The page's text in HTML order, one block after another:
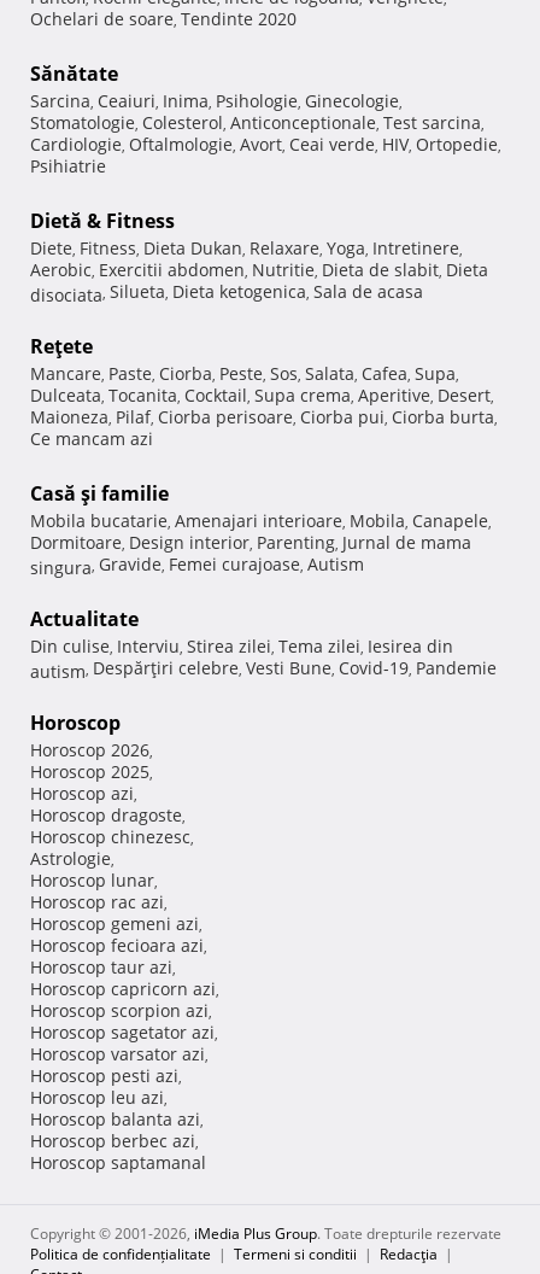
Ochelari de soare, Tendinte 2020
Sănătate
Sarcina, Ceaiuri, Inima, Psihologie, Ginecologie,
Stomatologie, Colesterol, Anticonceptionale, Test sarcina,
Cardiologie, Oftalmologie, Avort, Ceai verde, HIV, Ortopedie,
Psihiatrie
Dietă & Fitness
Diete, Fitness, Dieta Dukan, Relaxare, Yoga, Intretinere,
Aerobic, Exercitii abdomen, Nutritie, Dieta de slabit, Dieta
disociata, Silueta, Dieta ketogenica, Sala de acasa
Reţete
Mancare, Paste, Ciorba, Peste, Sos, Salata, Cafea, Supa,
Dulceata, Tocanita, Cocktail, Supa crema, Aperitive, Desert,
Maioneza, Pilaf, Ciorba perisoare, Ciorba pui, Ciorba burta,
Ce mancam azi
Casă şi familie
Mobila bucatarie, Amenajari interioare, Mobila, Canapele,
Dormitoare, Design interior, Parenting, Jurnal de mama
singura, Gravide, Femei curajoase, Autism
Actualitate
Din culise, Interviu, Stirea zilei, Tema zilei, Iesirea din
autism, Despărţiri celebre, Vesti Bune, Covid-19, Pandemie
Horoscop
Horoscop 2026,
Horoscop 2025,
Horoscop azi,
Horoscop dragoste,
Horoscop chinezesc,
Astrologie,
Horoscop lunar,
Horoscop rac azi,
Horoscop gemeni azi,
Horoscop fecioara azi,
Horoscop taur azi,
Horoscop capricorn azi,
Horoscop scorpion azi,
Horoscop sagetator azi,
Horoscop varsator azi,
Horoscop pesti azi,
Horoscop leu azi,
Horoscop balanta azi,
Horoscop berbec azi,
Horoscop saptamanal
Copyright © 2001-2026, iMedia Plus Group. Toate drepturile rezervate
Politica de confidențialitate | Termeni si conditii | Redacţia |